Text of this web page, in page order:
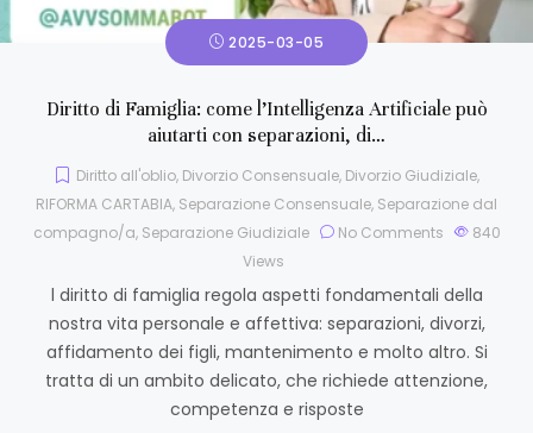
2025-03-05
Diritto di Famiglia: come l’Intelligenza Artificiale può
aiutarti con separazioni, di…
Diritto all'oblio, Divorzio Consensuale, Divorzio Giudiziale,
RIFORMA CARTABIA, Separazione Consensuale, Separazione dal
compagno/a, Separazione Giudiziale No Comments
840
Views
l diritto di famiglia regola aspetti fondamentali della
nostra vita personale e affettiva: separazioni, divorzi,
affidamento dei figli, mantenimento e molto altro. Si
tratta di un ambito delicato, che richiede attenzione,
competenza e risposte